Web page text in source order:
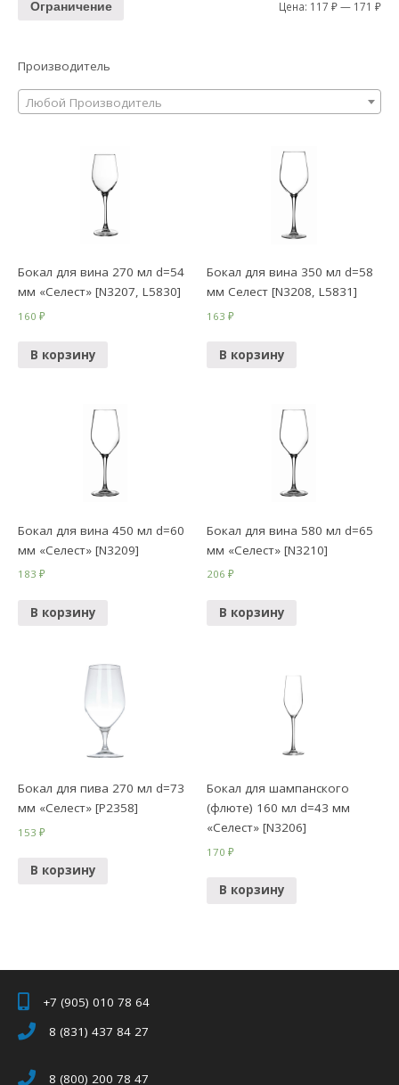
Ограничение Цена: 117 ₽— 171 ₽
Производитель
Любой Производитель
Бокал для вина 270 мл d=54
мм «Селест» [N3207, L5830]
160₽
В корзину
Бокал для вина 350 мл d=58
мм Селест [N3208, L5831]
163₽
В корзину
Бокал для вина 450 мл d=60
мм «Селест» [N3209]
183₽
В корзину
Бокал для вина 580 мл d=65
мм «Селест» [N3210]
206₽
В корзину
Бокал для пива 270 мл d=73
мм «Селест» [P2358]
153₽
В корзину
Бокал для шампанского
(флюте) 160 мл d=43 мм
«Селест» [N3206]
170₽
В корзину
+7 (905) 010 78 64
8 (831) 437 84 27
8 (800) 200 78 47